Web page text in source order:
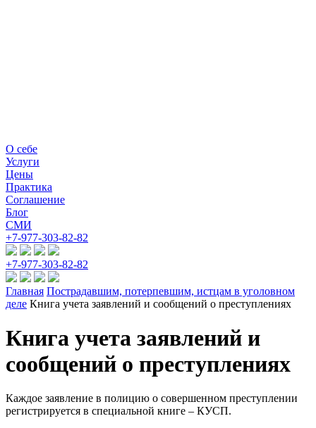
О себе
Услуги
Цены
Практика
Соглашение
Блог
СМИ
+7-977-303-82-82
+7-977-303-82-82
Главная Пострадавшим, потерпевшим, истцам в уголовном
деле Книга учета заявлений и сообщений о преступлениях
Книга учета заявлений и
сообщений о преступлениях
Каждое заявление в полицию о совершенном преступлении
регистрируется в специальной книге – КУСП.